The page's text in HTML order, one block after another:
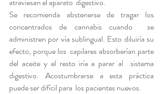
Se recomienda abstenerse de tragar los
concentrados de cannabis cuando  se
administren por vía sublingual. Esto diluiría su
efecto, porque los  capilares absorberían parte
del aceite y el resto iría a parar al  sistema
digestivo. Acostumbrarse a esta práctica
puede ser difícil para  los pacientes nuevos.